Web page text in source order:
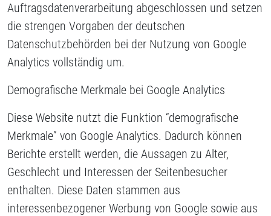
Auftragsdatenverarbeitung abgeschlossen und setzen
die strengen Vorgaben der deutschen
Datenschutzbehörden bei der Nutzung von Google
Analytics vollständig um.
Demografische Merkmale bei Google Analytics
Diese Website nutzt die Funktion “demografische
Merkmale” von Google Analytics. Dadurch können
Berichte erstellt werden, die Aussagen zu Alter,
Geschlecht und Interessen der Seitenbesucher
enthalten. Diese Daten stammen aus
interessenbezogener Werbung von Google sowie aus